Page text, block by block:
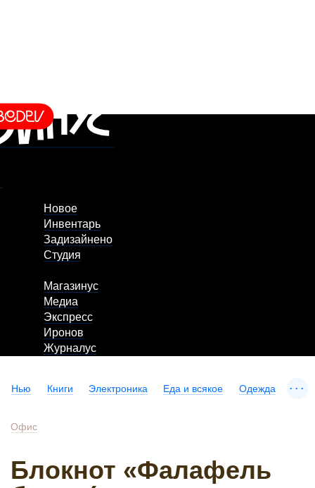
Новое
Инвентарь
Задизайнено
Студия
Магазинус
Медиа
Экспресс
Иронов
Журналус
Нью Книги Электроника Еда и всякое Одежда ...
Офис
Блокнот «Фалафель